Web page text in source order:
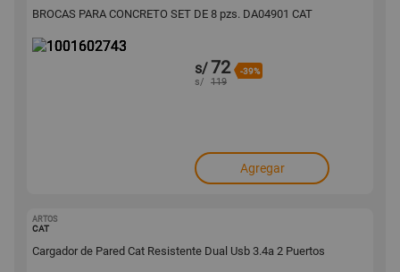
BROCAS PARA CONCRETO SET DE 8 pzs. DA04901 CAT
s/72 -39%
s/ 119
Agregar
ARTOS
CAT
Cargador de Pared Cat Resistente Dual Usb 3.4a 2 Puertos